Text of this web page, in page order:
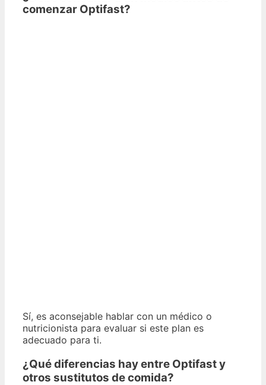
comenzar Optifast?
Sí, es aconsejable hablar con un médico o
nutricionista para evaluar si este plan es
adecuado para ti.
¿Qué diferencias hay entre Optifast y
otros sustitutos de comida?